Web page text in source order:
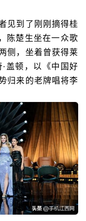
见到了刚刚摘得桂
陈楚生坐在一众歌
侧，坐着曾获得莱
盖顿，以《中国好
归来的老牌唱将李